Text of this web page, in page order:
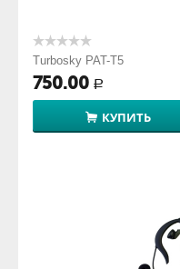
Turbosky PAT-T5
750.00 Р
КУПИТЬ